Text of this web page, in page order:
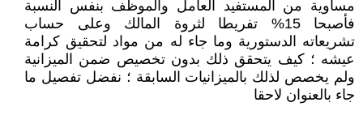
مساوية من المستفيد العامل والموظف بنفس النسبة
فأصبحا 15% تفريطا لثروة المالك وعلى حساب
تشريعاته الدستورية وما جاء له من مواد لتحقيق كرامة
عيشه ؛ كيف يتحقق ذلك بدون تخصيص ضمن الميزانية
ولم يخصص لذلك بالميزانيات السابقة ؛ نفضل تفصيل ما
جاء بالعنوان لاحقا